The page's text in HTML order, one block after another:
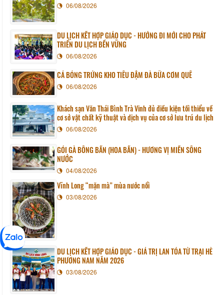
06/08/2026
DU LỊCH KẾT HỢP GIÁO DỤC - HƯỚNG ĐI MỚI CHO PHÁT
TRIỂN DU LỊCH BỀN VỮNG
06/08/2026
CÁ BÓNG TRỨNG KHO TIÊU ĐẬM ĐÀ BỮA CƠM QUÊ
06/08/2026
Khách sạn Văn Thái Bình Trà Vinh đủ điều kiện tối thiểu về
cơ sở vật chất kỹ thuật và dịch vụ của cơ sở lưu trú du lịch
06/08/2026
GỎI GÀ BÔNG BẦN (HOA BẦN) - HƯƠNG VỊ MIỀN SÔNG
NƯỚC
04/08/2026
Vĩnh Long “mặn mà” mùa nước nổi
03/08/2026
DU LỊCH KẾT HỢP GIÁO DỤC - GIÁ TRỊ LAN TỎA TỪ TRẠI HÈ
PHƯƠNG NAM NĂM 2026
03/08/2026